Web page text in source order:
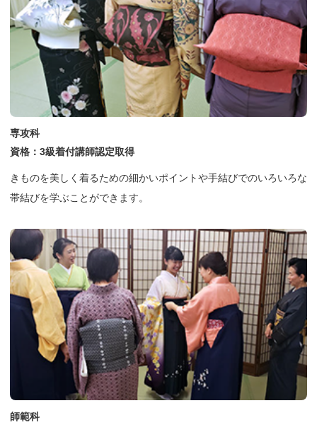
専攻科
資格：3級着付講師認定取得
きものを美しく着るための細かいポイントや手結びでのいろいろな
帯結びを学ぶことができます。
師範科